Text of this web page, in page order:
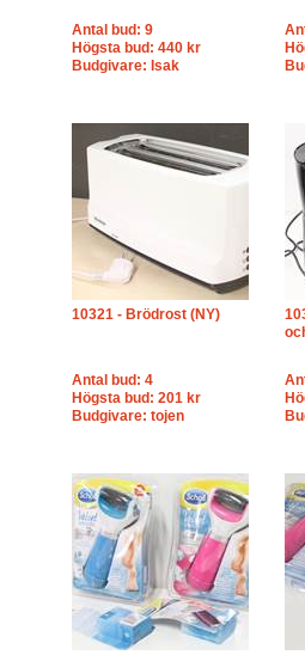
Antal bud: 9
Högsta bud: 440 kr
Budgivare: Isak
10321 - Brödrost (NY)
Antal bud: 4
Högsta bud: 201 kr
Budgivare: tojen